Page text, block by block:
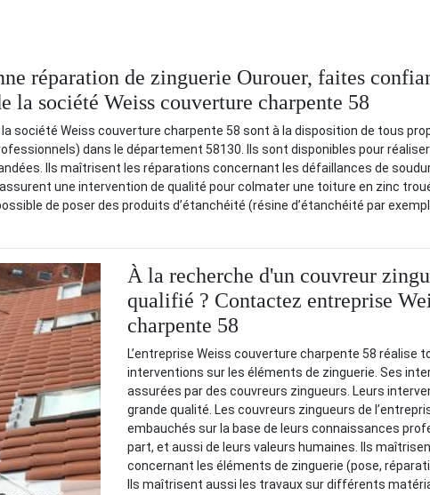
réparation de zinguerie Ourouer, faites
la société Weiss couverture charpente 58
la société Weiss couverture charpente 58 sont à la disposition de tous
dans le département 58130. Ils sont disponibles pour
Ils maîtrisent les réparations concernant les défaillances de
une intervention de qualité pour colmater une toiture en zinc
de poser des produits d’étanchéité (résine d’étanchéité par
À la recherche d'un couvreur
qualifié ? Contactez entreprise
charpente 58
L’entreprise Weiss couverture charpente 58 réalise
interventions sur les éléments de zinguerie. Ses
assurées par des couvreurs zingueurs. Leurs
grande qualité. Les couvreurs zingueurs de
embauchés sur la base de leurs connaissances
part, et aussi de leurs valeurs humaines. Ils
concernant les éléments de zinguerie (pose,
Ils maîtrisent aussi les travaux sur différents